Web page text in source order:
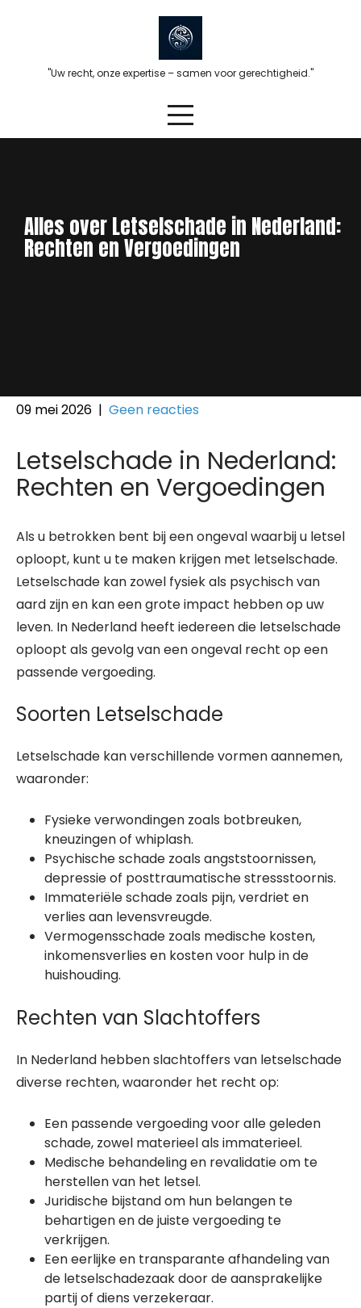
"Uw recht, onze expertise – samen voor gerechtigheid."
Alles over Letselschade in Nederland:
Rechten en Vergoedingen
09 mei 2026 | Geen reacties
Letselschade in Nederland:
Rechten en Vergoedingen
Als u betrokken bent bij een ongeval waarbij u letsel
oploopt, kunt u te maken krijgen met letselschade.
Letselschade kan zowel fysiek als psychisch van
aard zijn en kan een grote impact hebben op uw
leven. In Nederland heeft iedereen die letselschade
oploopt als gevolg van een ongeval recht op een
passende vergoeding.
Soorten Letselschade
Letselschade kan verschillende vormen aannemen,
waaronder:
Fysieke verwondingen zoals botbreuken,
kneuzingen of whiplash.
Psychische schade zoals angststoornissen,
depressie of posttraumatische stressstoornis.
Immateriële schade zoals pijn, verdriet en
verlies aan levensvreugde.
Vermogensschade zoals medische kosten,
inkomensverlies en kosten voor hulp in de
huishouding.
Rechten van Slachtoffers
In Nederland hebben slachtoffers van letselschade
diverse rechten, waaronder het recht op:
Een passende vergoeding voor alle geleden
schade, zowel materieel als immaterieel.
Medische behandeling en revalidatie om te
herstellen van het letsel.
Juridische bijstand om hun belangen te
behartigen en de juiste vergoeding te
verkrijgen.
Een eerlijke en transparante afhandeling van
de letselschadezaak door de aansprakelijke
partij of diens verzekeraar.